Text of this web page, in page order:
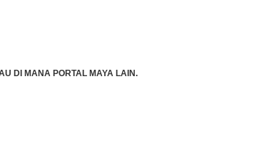
DI MANA PORTAL MAYA LAIN.